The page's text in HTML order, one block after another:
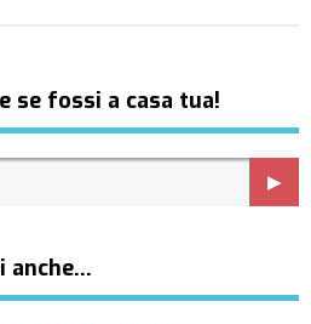
se fossi a casa tua!
anche…